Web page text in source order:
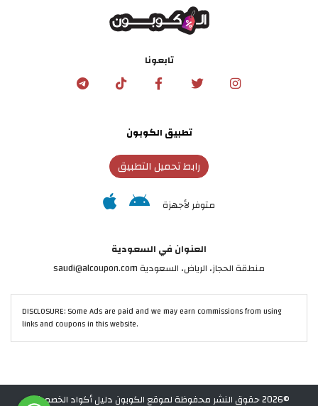
تابعونا
تطبيق الكوبون
رابط تحميل التطبيق
متوفر لأجهزة
العنوان في السعودية
منطقة الحجاز، الرياض، السعودية saudi@alcoupon.com
DISCLOSURE: Some Ads are paid and we may earn commissions from using
links and coupons in this website.
©2026 حقوق النشر محفوظة لموقع الكوبون دليل أكواد الخصم في